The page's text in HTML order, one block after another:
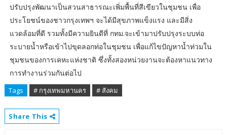
ปรับปรุงพัฒนาเป็นสวนสาธารณะเพิ่มพื้นที่สีเขียวในชุมชน เพื่อ
ประโยชน์ของชาวกรุงเทพฯ จะได้มีสุขภาพแข็งแรง และมีสิ่ง
แวดล้อมที่ดี รวมทั้งมีความยินดีที่ กทม.จะเข้ามาปรับปรุงระบบท่อ
ระบายน้ำหรือเข้าไปขุดลอกท่อในชุมชน เพื่อแก้ไขปัญหาน้ำท่วมใน
ชุมชนของการเคหะแห่งชาติ ซึ่งทั้งสองหน่วยงานจะต้องหาแนวทาง
การทำงานร่วมกันต่อไป
Tags # กรุงเทพมหานคร # สังคม
Share This